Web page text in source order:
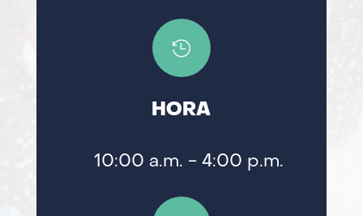

HORA
10:00 a.m. - 4:00 p.m.